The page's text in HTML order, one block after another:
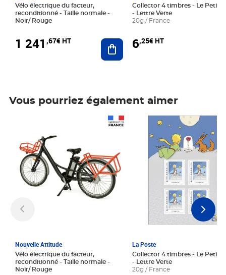
Vélo électrique du facteur,
reconditionné - Taille normale -
Noir/ Rouge
1 241 ,67€ HT Ajouter au panier
Collector 4 timbres - Le Petit
- Lettre Verte
20g / France
6,25€ HT
Vous pourriez également aimer
Nouvelle Attitude
Vélo électrique du facteur,
reconditionné - Taille normale -
Noir/ Rouge
La Poste
Collector 4 timbres - Le Petit
- Lettre Verte
20g / France
Prix 6,25€ HT